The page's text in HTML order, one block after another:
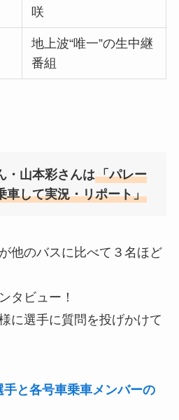
咲
地上波“唯一”の生中継
番組
・山本彩さんは「パレー
車して実況・リポート」
他のバスに比べて３名ほど
タビュー！
に選手に質問を投げかけて
と各号車乗車メンバーの